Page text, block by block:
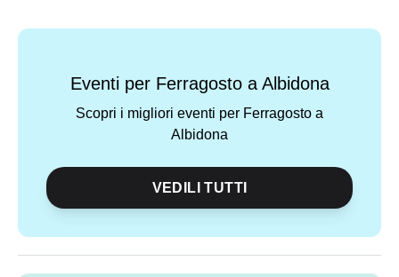
Eventi per Ferragosto a Albidona
Scopri i migliori eventi per Ferragosto a
Albidona
VEDILI TUTTI